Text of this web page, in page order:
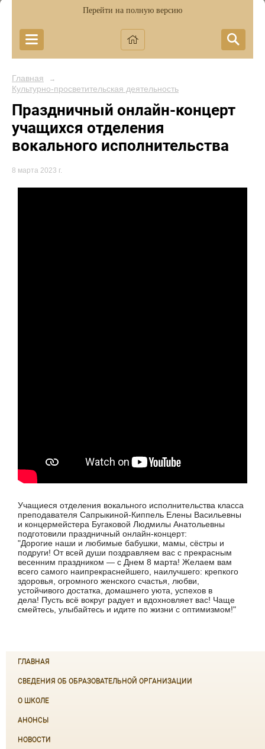
Перейти на полную версию
Главная →
Культурно-просветительская деятельность
Праздничный онлайн-концерт
учащихся отделения
вокального исполнительства
8 марта 2023 г.
Учащиеся отделения вокального исполнительства класса
преподавателя Сапрыкиной-Киппель Елены Васильевны
и концермейстера Бугаковой Людмилы Анатольевны
подготовили праздничный онлайн-концерт:
"Дорогие наши и любимые бабушки, мамы, сёстры и
подруги! От всей души поздравляем вас с прекрасным
весенним праздником — с Днем 8 марта! Желаем вам
всего самого наипрекраснейшего, наилучшего: крепкого
здоровья, огромного женского счастья, любви,
устойчивого достатка, домашнего уюта, успехов в
дела! Пусть всё вокруг радует и вдохновляет вас! Чаще
смейтесь, улыбайтесь и идите по жизни с оптимизмом!"
ГЛАВНАЯ
СВЕДЕНИЯ ОБ ОБРАЗОВАТЕЛЬНОЙ ОРГАНИЗАЦИИ
О ШКОЛЕ
АНОНСЫ
НОВОСТИ